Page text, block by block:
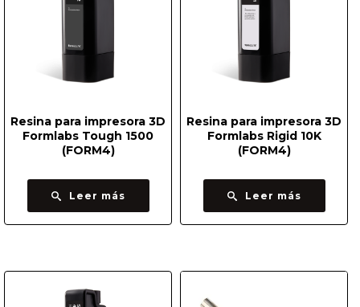
Resina para impresora 3D
Formlabs Tough 1500
(FORM4)
Leer más
Resina para impresora 3D
Formlabs Rigid 10K
(FORM4)
Leer más